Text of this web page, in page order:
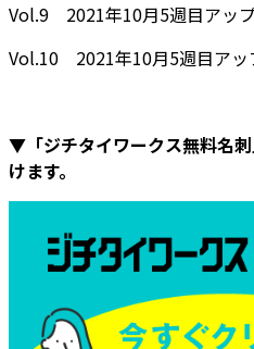
Vol.9 2021年10月5週目アッ
Vol.10 2021年10月5週目アッ
▼「ジチタイワークス無料名
けます。